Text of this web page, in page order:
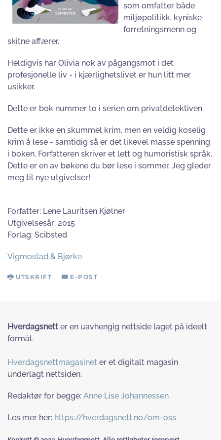
som omfatter både
miljøpolitikk, kyniske
forretningsmenn og
skitne affærer.
Heldigvis har Olivia nok av pågangsmot i det
profesjonelle liv - i kjærlighetslivet er hun litt mer
usikker.
Dette er bok nummer to i serien om privatdetektiven.
Dette er ikke en skummel krim, men en veldig koselig
krim å lese - samtidig så er det likevel masse spenning
i boken. Forfatteren skriver et lett og humoristisk språk.
Dette er en av bøkene du bør lese i sommer. Jeg gleder
meg til nye utgivelser!
Forfatter: Lene Lauritsen Kjølner
Utgivelsesår: 2015
Forlag: Scibsted
Vigmostad & Bjørke
UTSKRIFT E-POST
Hverdagsnett er en uavhengig nettside laget på ideelt
formål.
Hverdagsnettmagasinet er et digitalt magasin
underlagt nettsiden.
Redaktør for begge: Anne Lise Johannessen
Les mer her: https://hverdagsnett.no/om-oss